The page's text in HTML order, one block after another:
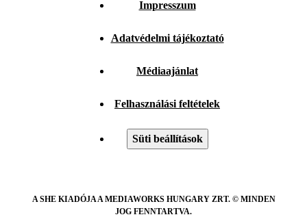
Impresszum
Adatvédelmi tájékoztató
Médiaajánlat
Felhasználási feltételek
Süti beállítások
A SHE KIADÓJA A MEDIAWORKS HUNGARY ZRT. © MINDEN
JOG FENNTARTVA.